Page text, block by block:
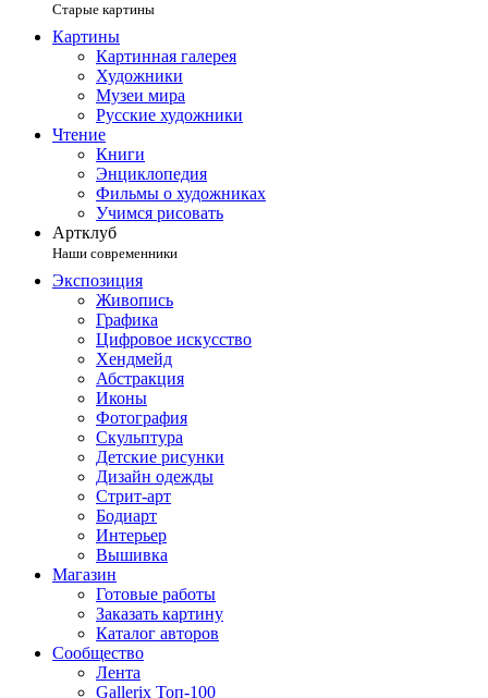
Старые картины
Картины
Картинная галерея
Художники
Музеи мира
Русские художники
Чтение
Книги
Энциклопедия
Фильмы о художниках
Учимся рисовать
Артклуб
Наши современники
Экспозиция
Живопись
Графика
Цифровое искусство
Хендмейд
Абстракция
Иконы
Фотография
Скульптура
Детские рисунки
Дизайн одежды
Стрит-арт
Бодиарт
Интерьер
Вышивка
Магазин
Готовые работы
Заказать картину
Каталог авторов
Сообщество
Лента
Gallerix Топ-100